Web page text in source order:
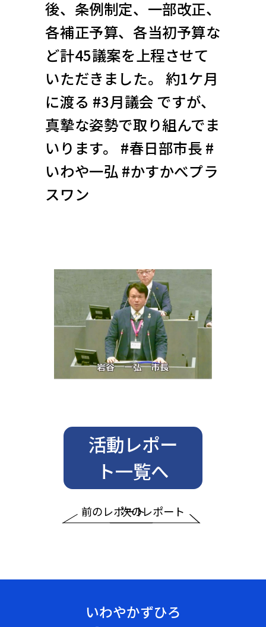
後、条例制定、一部改正、
各補正予算、各当初予算な
ど計45議案を上程させて
いただきました。 約1ケ月
に渡る #3月議会 ですが、
真摯な姿勢で取り組んでま
いります。 #春日部市長 #
いわや一弘 #かすかべプラ
スワン
前のレポート
活動レポー
ト一覧へ
次のレポート